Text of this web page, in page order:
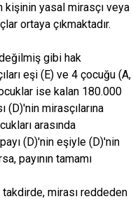
kişinin yasal mirasçı veya
ortaya çıkmaktadır.
gibi hak
eşi (E) ve 4 çocuğu (A,
ise kalan 180.000
mirasçılarına
arasında
(D)'nin eşiyle (D)'nin
payının tamamı
takdirde, mirası reddeden